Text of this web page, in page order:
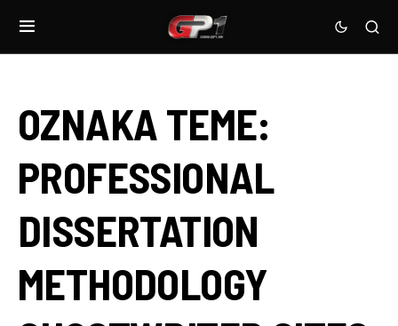
OZNAKA TEME:
PROFESSIONAL
DISSERTATION
METHODOLOGY